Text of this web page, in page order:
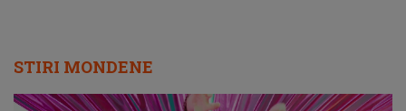
STIRI MONDENE